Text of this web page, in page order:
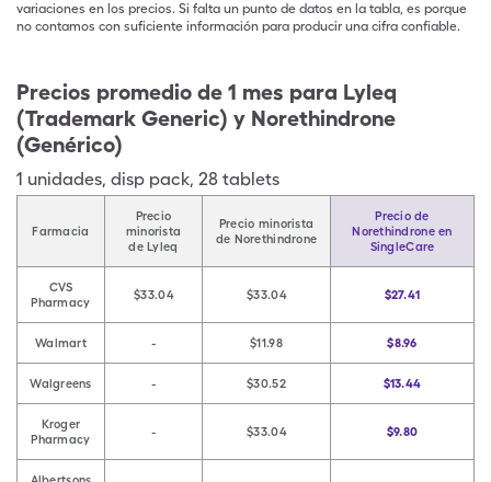
variaciones en los precios. Si falta un punto de datos en la tabla, es porque
no contamos con suficiente información para producir una cifra confiable.
Precios promedio de 1 mes para Lyleq
(Trademark Generic) y Norethindrone
(Genérico)
1 unidades, disp pack, 28 tablets
Farmacia
Precio
minorista
de Lyleq
Precio minorista
de Norethindrone
Precio de
Norethindrone en
SingleCare
CVS
Pharmacy
$33.04 $33.04 $27.41
Walmart - $11.98 $8.96
Walgreens - $30.52 $13.44
Kroger
Pharmacy
- $33.04 $9.80